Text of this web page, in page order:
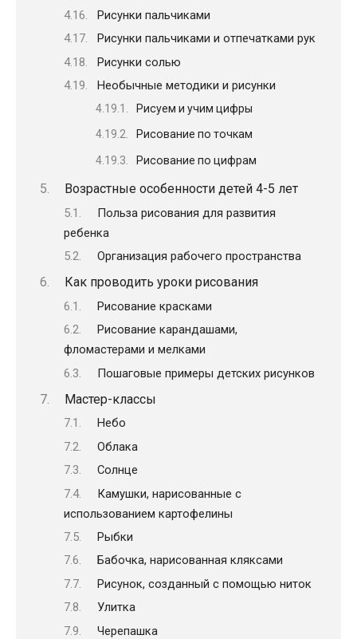
Рисунки пальчиками
Рисунки пальчиками и отпечатками рук
Рисунки солью
Необычные методики и рисунки
Рисуем и учим цифры
Рисование по точкам
Рисование по цифрам
Возрастные особенности детей 4-5 лет
Польза рисования для развития
ребенка
Организация рабочего пространства
Как проводить уроки рисования
Рисование красками
Рисование карандашами,
фломастерами и мелками
Пошаговые примеры детских рисунков
Мастер-классы
Небо
Облака
Солнце
Камушки, нарисованные с
использованием картофелины
Рыбки
Бабочка, нарисованная кляксами
Рисунок, созданный с помощью ниток
Улитка
Черепашка